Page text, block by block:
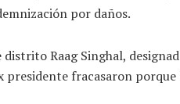
por daños.
distrito Raag Singhal,
presidente fracasaron